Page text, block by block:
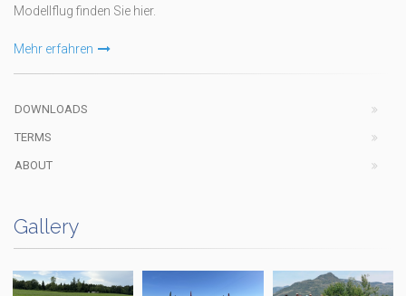
Modellflug finden Sie hier.
Mehr erfahren
DOWNLOADS
TERMS
ABOUT
Gallery